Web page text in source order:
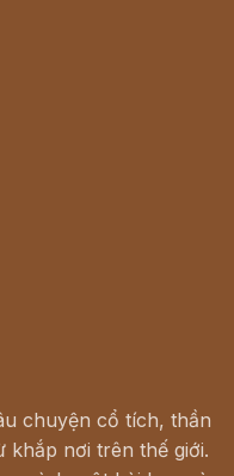
chuyện cổ tích, thần
khắp nơi trên thế giới.